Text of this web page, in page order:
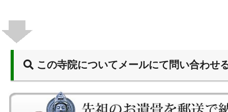
この寺院についてメールにて問い合わせ